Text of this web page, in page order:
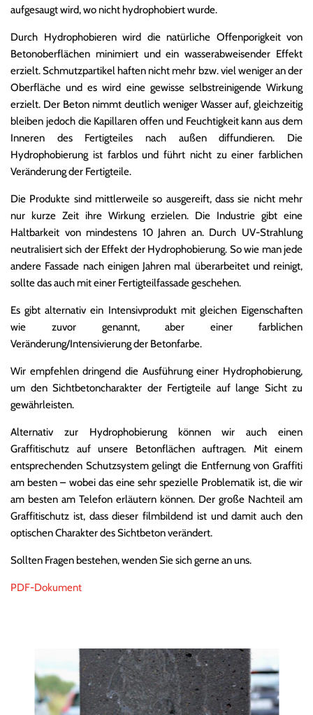
aufgesaugt wird, wo nicht hydrophobiert wurde.
Durch Hydrophobieren wird die natürliche Offenporigkeit von
Betonoberflächen minimiert und ein wasserabweisender Effekt
erzielt. Schmutzpartikel haften nicht mehr bzw. viel weniger an der
Oberfläche und es wird eine gewisse selbstreinigende Wirkung
erzielt. Der Beton nimmt deutlich weniger Wasser auf, gleichzeitig
bleiben jedoch die Kapillaren offen und Feuchtigkeit kann aus dem
Inneren des Fertigteiles nach außen diffundieren. Die
Hydrophobierung ist farblos und führt nicht zu einer farblichen
Veränderung der Fertigteile.
Die Produkte sind mittlerweile so ausgereift, dass sie nicht mehr
nur kurze Zeit ihre Wirkung erzielen. Die Industrie gibt eine
Haltbarkeit von mindestens 10 Jahren an. Durch UV-Strahlung
neutralisiert sich der Effekt der Hydrophobierung. So wie man jede
andere Fassade nach einigen Jahren mal überarbeitet und reinigt,
sollte das auch mit einer Fertigteilfassade geschehen.
Es gibt alternativ ein Intensivprodukt mit gleichen Eigenschaften
wie zuvor genannt, aber einer farblichen
Veränderung/Intensivierung der Betonfarbe.
Wir empfehlen dringend die Ausführung einer Hydrophobierung,
um den Sichtbetoncharakter der Fertigteile auf lange Sicht zu
gewährleisten.
Alternativ zur Hydrophobierung können wir auch einen
Graffitischutz auf unsere Betonflächen auftragen. Mit einem
entsprechenden Schutzsystem gelingt die Entfernung von Graffiti
am besten – wobei das eine sehr spezielle Problematik ist, die wir
am besten am Telefon erläutern können. Der große Nachteil am
Graffitischutz ist, dass dieser filmbildend ist und damit auch den
optischen Charakter des Sichtbeton verändert.
Sollten Fragen bestehen, wenden Sie sich gerne an uns.
PDF-Dokument